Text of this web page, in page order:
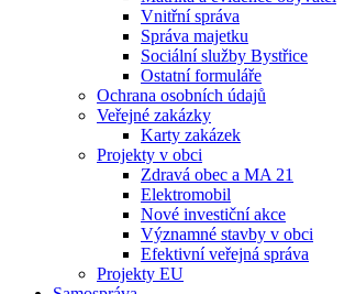
Vnitřní správa
Správa majetku
Sociální služby Bystřice
Ostatní formuláře
Ochrana osobních údajů
Veřejné zakázky
Karty zakázek
Projekty v obci
Zdravá obec a MA 21
Elektromobil
Nové investiční akce
Významné stavby v obci
Efektivní veřejná správa
Projekty EU